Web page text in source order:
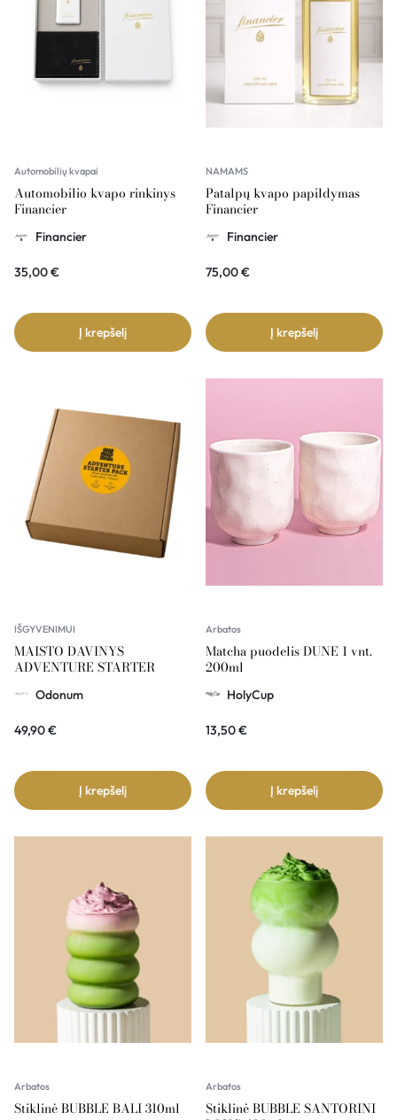
Automobilių kvapai
Automobilio kvapo rinkinys
Financier
Financier
35,00€
Į krepšelį
NAMAMS
Patalpų kvapo papildymas
Financier
Financier
75,00€
Į krepšelį
IŠGYVENIMUI
MAISTO DAVINYS
ADVENTURE STARTER
Odonum
49,90€
Į krepšelį
Arbatos
Matcha puodelis DUNE 1 vnt.
200ml
HolyCup
13,50€
Į krepšelį
Arbatos
Stiklinė BUBBLE BALI 310ml
Arbatos
Stiklinė BUBBLE SANTORINI